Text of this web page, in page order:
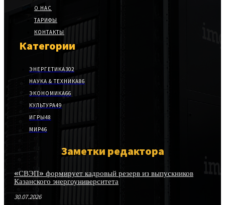
О НАС
ТАРИФЫ
КОНТАКТЫ
Категории
ЭНЕРГЕТИКА302
НАУКА & ТЕХНИКА86
ЭКОНОМИКА66
КУЛЬТУРА49
ИГРЫ48
МИР46
Заметки редактора
«СВЭП» формирует кадровый резерв из выпускников
Казанского энергоуниверситета
30.07.2026